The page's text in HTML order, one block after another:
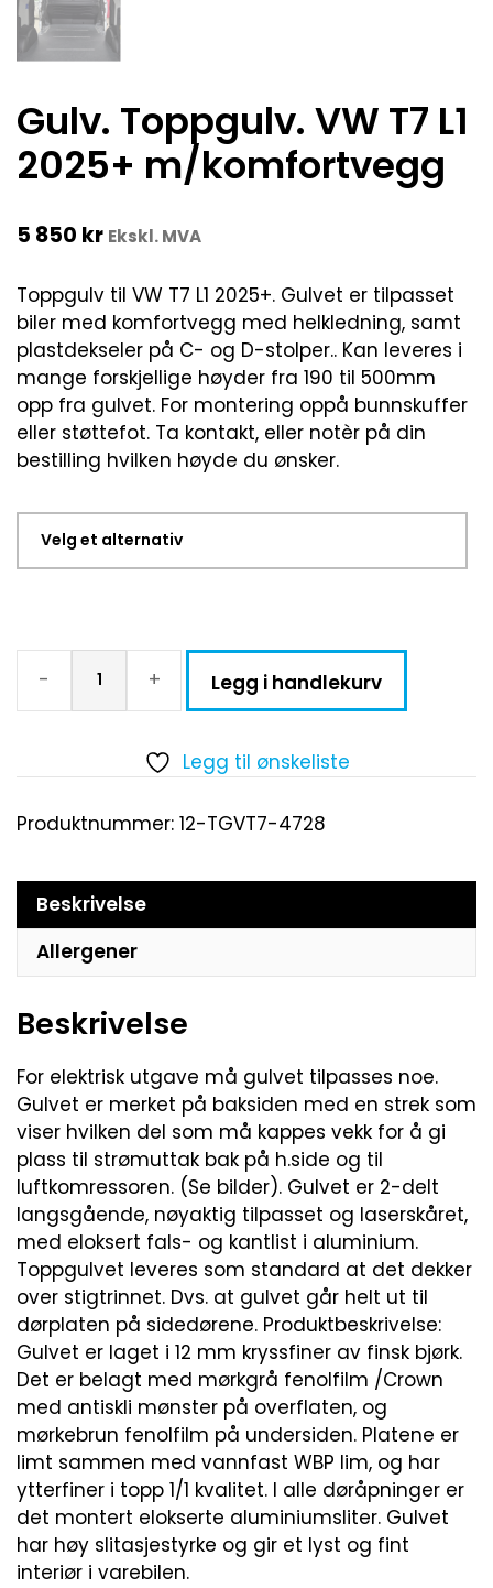
Gulv. Toppgulv. VW T7 L1
2025+ m/komfortvegg
5 850 kr Ekskl. MVA
Toppgulv til VW T7 L1 2025+. Gulvet er tilpasset
biler med komfortvegg med helkledning, samt
plastdekseler på C- og D-stolper.. Kan leveres i
mange forskjellige høyder fra 190 til 500mm
opp fra gulvet. For montering oppå bunnskuffer
eller støttefot. Ta kontakt, eller notèr på din
bestilling hvilken høyde du ønsker.
- + Legg i handlekurv
Legg til ønskeliste
Produktnummer: 12-TGVT7-4728
Beskrivelse
Allergener
Beskrivelse
For elektrisk utgave må gulvet tilpasses noe.
Gulvet er merket på baksiden med en strek som
viser hvilken del som må kappes vekk for å gi
plass til strømuttak bak på h.side og til
luftkomressoren. (Se bilder). Gulvet er 2-delt
langsgående, nøyaktig tilpasset og laserskåret,
med eloksert fals- og kantlist i aluminium.
Toppgulvet leveres som standard at det dekker
over stigtrinnet. Dvs. at gulvet går helt ut til
dørplaten på sidedørene. Produktbeskrivelse:
Gulvet er laget i 12 mm kryssfiner av finsk bjørk.
Det er belagt med mørkgrå fenolfilm /Crown
med antiskli mønster på overflaten, og
mørkebrun fenolfilm på undersiden. Platene er
limt sammen med vannfast WBP lim, og har
ytterfiner i topp 1/1 kvalitet. I alle døråpninger er
det montert elokserte aluminiumsliter. Gulvet
har høy slitasjestyrke og gir et lyst og fint
interiør i varebilen.